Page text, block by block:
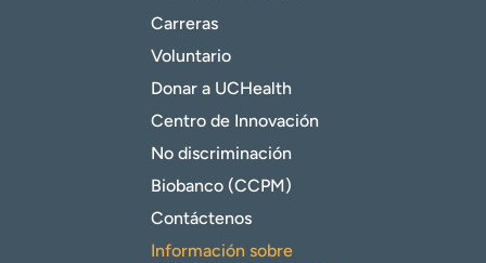
Carreras
Voluntario
Donar a UCHealth
Centro de Innovación
No discriminación
Biobanco (CCPM)
Contáctenos
Información sobre